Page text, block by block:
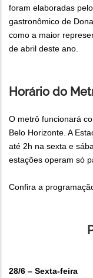
foram elaboradas
gastronômico de
como a maior
de abril deste ano.
Horário do
O metrô funcionará
Belo Horizonte. A
até 2h na sexta e
estações operam só
Confira a
28/6 – Sexta-feira